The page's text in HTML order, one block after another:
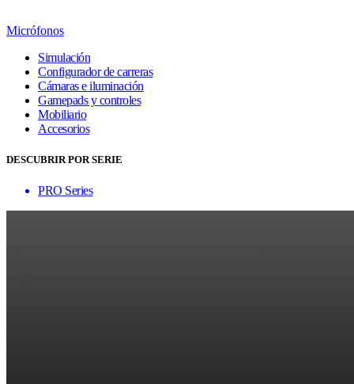
Micrófonos
Simulación
Configurador de carreras
Cámaras e iluminación
Gamepads y controles
Mobiliario
Accesorios
DESCUBRIR POR SERIE
PRO Series